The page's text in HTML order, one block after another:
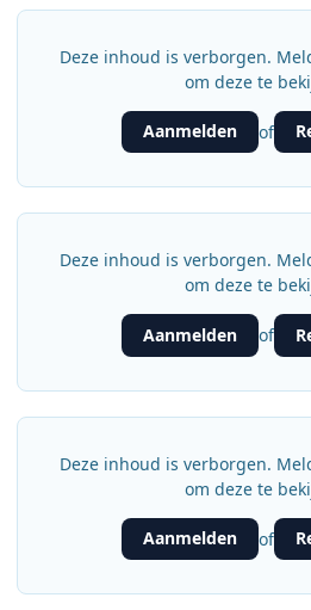
Deze inhoud is verborgen.
om deze te
Aanmelden of
Deze inhoud is verborgen.
om deze te
Aanmelden of
Deze inhoud is verborgen.
om deze te
Aanmelden of